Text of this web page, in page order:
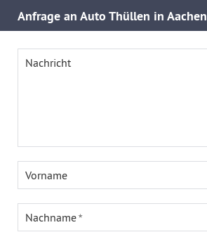
Anfrage an Auto Thüllen in Aachen
Nachricht
Vorname
Nachname